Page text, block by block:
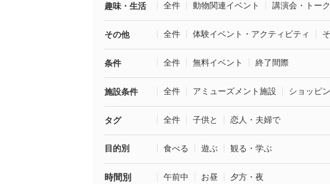
趣味・生活 全件 動物関連イベント 講演会・トー
その他 全件 体験イベント・アクティビティ
条件 全件 無料イベント 終了間際
施設条件 全件 アミューズメント施設 ショッピ
タグ 全件 子供と 恋人・夫婦で
目的別 食べる 遊ぶ 観る・学ぶ
時間別 午前中 お昼 夕方・夜